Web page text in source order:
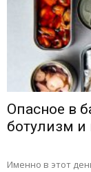
Опасное в
ботулизм и
Именно в этот